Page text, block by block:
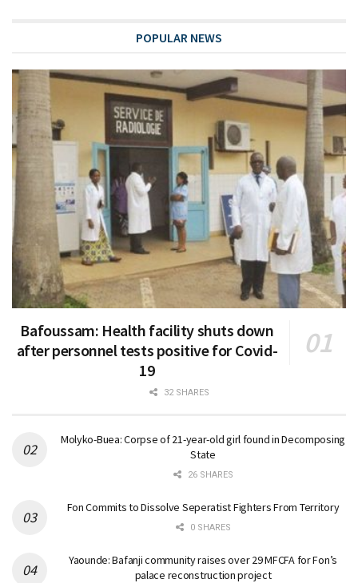
POPULAR NEWS
Bafoussam: Health facility shuts down
after personnel tests positive for Covid-
19
32 SHARES
Molyko-Buea: Corpse of 21-year-old girl found in Decomposing
State
26 SHARES
Fon Commits to Dissolve Seperatist Fighters From Territory
0 SHARES
Yaounde: Bafanji community raises over 29 MFCFA for Fon’s
palace reconstruction project